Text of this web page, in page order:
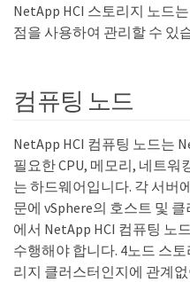
NetApp HCI 스토리지 노드
점을 사용하여 관리할 수 있
컴퓨팅 노드
NetApp HCI 컴퓨팅 노드는
필요한 CPU, 메모리, 네트
는 하드웨어입니다. 각 서버
문에 vSphere의 호스트 및
에서 NetApp HCI 컴퓨팅 노
수행해야 합니다. 4노드 스
리지 클러스터인지에 관계